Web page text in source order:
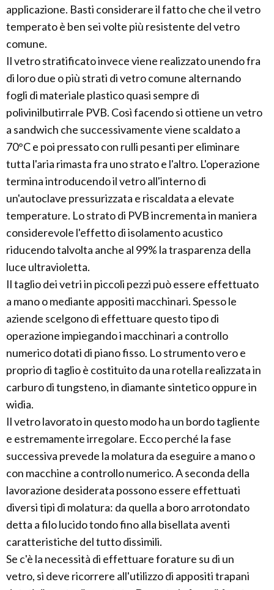
applicazione. Basti considerare il fatto che che il vetro
temperato è ben sei volte più resistente del vetro
comune.
Il vetro stratificato invece viene realizzato unendo fra
di loro due o più strati di vetro comune alternando
fogli di materiale plastico quasi sempre di
polivinilbutirrale PVB. Così facendo si ottiene un vetro
a sandwich che successivamente viene scaldato a
70°C e poi pressato con rulli pesanti per eliminare
tutta l'aria rimasta fra uno strato e l'altro. L'operazione
termina introducendo il vetro all'interno di
un'autoclave pressurizzata e riscaldata a elevate
temperature. Lo strato di PVB incrementa in maniera
considerevole l'effetto di isolamento acustico
riducendo talvolta anche al 99% la trasparenza della
luce ultravioletta.
Il taglio dei vetri in piccoli pezzi può essere effettuato
a mano o mediante appositi macchinari. Spesso le
aziende scelgono di effettuare questo tipo di
operazione impiegando i macchinari a controllo
numerico dotati di piano fisso. Lo strumento vero e
proprio di taglio è costituito da una rotella realizzata in
carburo di tungsteno, in diamante sintetico oppure in
widia.
Il vetro lavorato in questo modo ha un bordo tagliente
e estremamente irregolare. Ecco perché la fase
successiva prevede la molatura da eseguire a mano o
con macchine a controllo numerico. A seconda della
lavorazione desiderata possono essere effettuati
diversi tipi di molatura: da quella a boro arrotondato
detta a filo lucido tondo fino alla bisellata aventi
caratteristiche del tutto dissimili.
Se c'è la necessità di effettuare forature su di un
vetro, si deve ricorrere all'utilizzo di appositi trapani